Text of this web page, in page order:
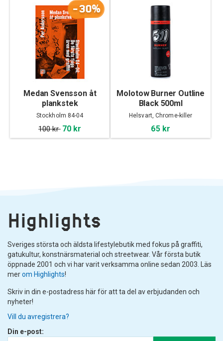
-30%
Medan Svensson åt
plankstek
Stockholm 84-04
100 kr 70 kr
Molotow Burner Outline
Black 500ml
Helsvart, Chrome-killer
65 kr
Highlights
Sveriges största och äldsta lifestylebutik med fokus på graffiti,
gatukultur, konstnärsmaterial och streetwear. Vår första butik
öppnade 2001 och vi har varit verksamma online sedan 2003. Läs
merom Highlights!
Skriv in din e-postadress här för att ta del av erbjudanden och
nyheter!
Vill du avregistrera?
Din e-post: